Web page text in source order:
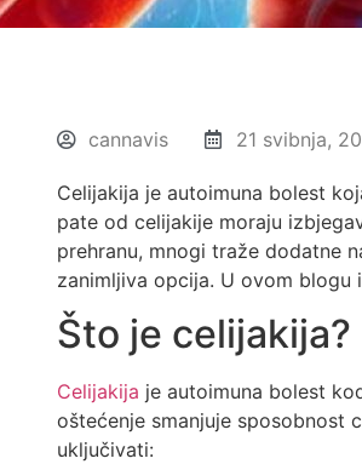
cannavis 21 svibnja,
Celijakija je autoimuna bolest
pate od celijakije moraju
prehranu, mnogi traže dodatne
zanimljiva opcija. U ovom blogu
Što je celijakija?
Celijakija je autoimuna bolest
oštećenje smanjuje sposobnost
uključivati: